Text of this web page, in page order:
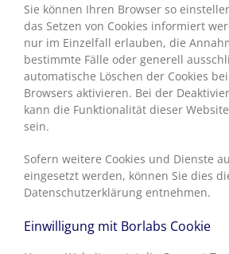
Sie können Ihren Browser so
das Setzen von Cookies informiert
nur im Einzelfall erlauben, die
bestimmte Fälle oder generell
automatische Löschen der Cookies
Browsers aktivieren. Bei der
kann die Funktionalität dieser
sein.
Sofern weitere Cookies und Dienste
eingesetzt werden, können Sie dies
Datenschutzerklärung entnehmen.
Einwilligung mit Borlabs Cookie